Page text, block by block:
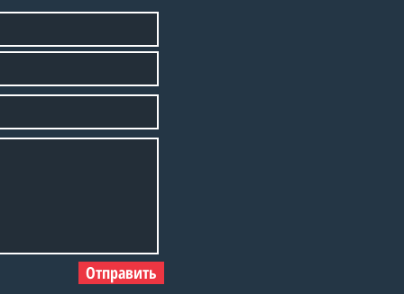
Отправить